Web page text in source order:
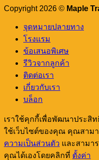
หลัก Check
Copyright 2026 © Maple
จุดหมายปลายทาง
โรงแรม
ข้อเสนอพิเศษ
รีวิวจากลูกค้า
ติดต่อเรา
เกี่ยวกับเรา
บล็อก
เราใช้คุกกี้เพื่อพัฒนาประสิ
ใช้เว็บไซต์ของคุณ คุณสามา
ความเป็นส่วนตัว และสามา
คุณได้เองโดยคลิกที่ ตั้งค่า